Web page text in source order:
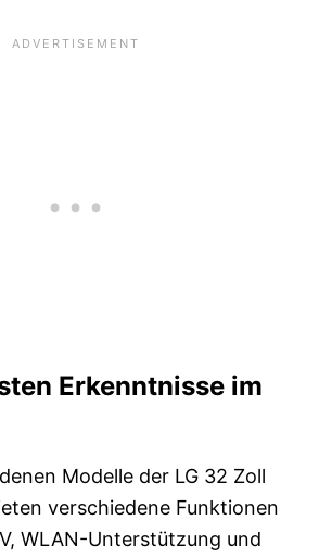
Erkenntnisse im
Modelle der LG 32 Zoll
verschiedene Funktionen
WLAN-Unterstützung und